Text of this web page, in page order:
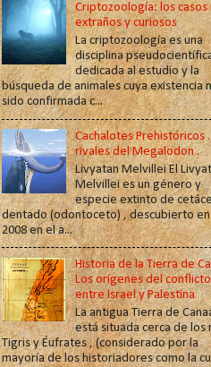
Criptozoología: los casos
extraños y curiosos
La criptozoología es una
disciplina
dedicada al estudio y la
búsqueda de animales cuya existencia
sido confirmada c...
Cachalotes Prehistóricos
rivales del Megalodon .
Livyatan Melvillei El
Melvillei es un género y
especie extinto de
dentado (odontoceto) , descubierto en
2008 en el a...
Historia de la Tierra de
Los orígenes del conflicto
entre Israel y Palestina
La antigua Tierra de
está situada cerca de los
Tigris y Éufrates , (considerado por la
mayoría de los historiadores como la